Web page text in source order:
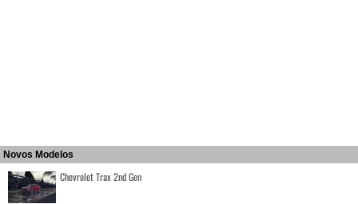
Novos Modelos
Chevrolet Trax 2nd Gen